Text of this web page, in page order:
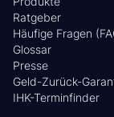
Ratgeber
Häufige Fragen
Glossar
Presse
Geld-Zurück-
IHK-Terminfinder